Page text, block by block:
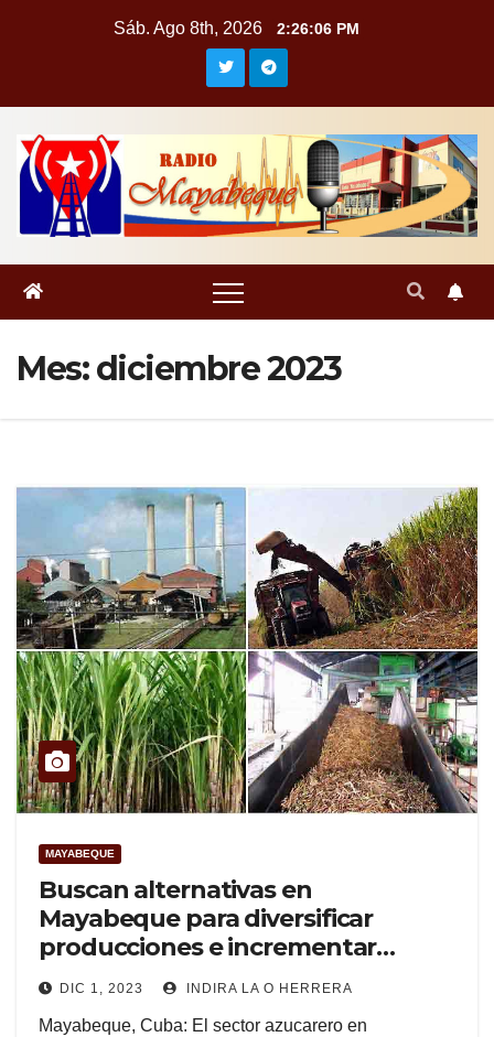
Sáb. Ago 8th, 2026 2:26:08 PM
Mes:diciembre 2023
MAYABEQUE
Buscan alternativas en
Mayabeque para diversificar
producciones e incrementar
ingresos en zafra azucarera
(+Audio)
DIC 1, 2023 INDIRA LA O HERRERA
Mayabeque, Cuba: El sector azucarero en